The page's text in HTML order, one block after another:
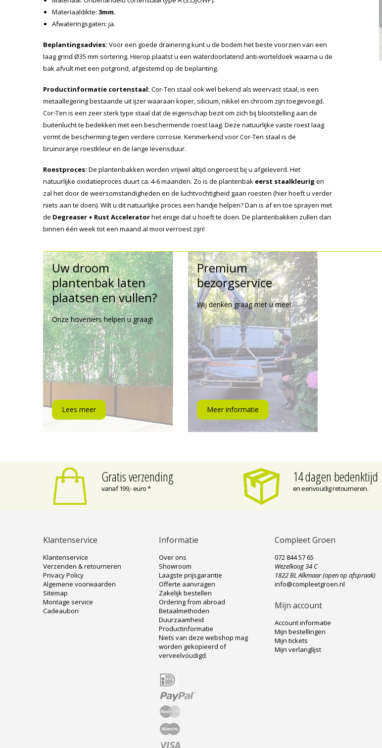
Materiaaldikte: 3mm.
Afwateringsgaten: ja.
Beplantingsadvies: Voor een goede drainering kunt u de bodem het beste voorzien van een
laag grind Ø35 mm sortering. Hierop plaatst u een waterdoorlatend anti-worteldoek waarna u de
bak afvult met een potgrond, afgestemd op de beplanting.
Productinformatie cortenstaal: Cor-Ten staal ook wel bekend als weervast staal, is een
metaallegering bestaande uit ijzer waaraan koper, silicium, nikkel en chroom zijn toegevoegd.
Cor-Ten is een zeer sterk type staal dat de eigenschap bezit om zich bij blootstelling aan de
buitenlucht te bedekken met een beschermende roest laag. Deze natuurlijke vaste roest laag
vormt de bescherming tegen verdere corrosie. Kenmerkend voor Cor-Ten staal is de
bruinoranje roestkleur en de lange levensduur.
Roestproces: De plantenbakken worden vrijwel altijd ongeroest bij u afgeleverd. Het
natuurlijke oxidatieproces duurt ca. 4-6 maanden. Zo is de plantenbak eerst staalkleurig en
zal het door de weersomstandigheden en de luchtvochtigheid gaan roesten (hier hoeft u verder
niets aan te doen). Wilt u dit natuurlijke proces een handje helpen? Dan is af en toe sprayen met
de Degreaser + Rust Acceleratorhet enige dat u hoeft te doen. De plantenbakken zullen dan
binnen één week tot een maand al mooi verroest zijn!
Uw droom
plantenbak laten
plaatsen en vullen?
Onze hoveniers helpen u graag!
Lees meer
Premium
bezorgservice
Wij denken graag met u mee!
Meer informatie
Gratis verzending
vanaf 199,- euro *
14 dagen bedenktijd
en eenvoudig retourneren.
Klantenservice
Klantenservice
Verzenden & retourneren
Privacy Policy
Algemene voorwaarden
Sitemap
Montage service
Cadeaubon
Informatie
Over ons
Showroom
Laagste prijsgarantie
Offerte aanvragen
Zakelijk bestellen
Ordering from abroad
Betaalmethoden
Duurzaamheid
Productinformatie
Niets van deze webshop mag
worden gekopieerd of
verveelvoudigd.
Compleet Groen
072 844 57 65
Wezelkoog 34 C
1822 BL Alkmaar (open op afspraak)
info@compleetgroen.nl
Mijn account
Account informatie
Mijn bestellingen
Mijn tickets
Mijn verlanglijst